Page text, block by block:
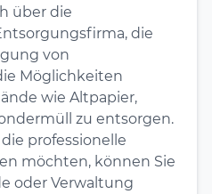
über die
die
von
Möglichkeiten
wie Altpapier,
zu entsorgen.
professionelle
möchten, können Sie
oder Verwaltung